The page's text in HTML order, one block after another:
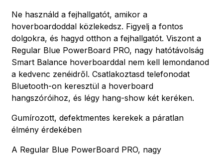
Ne használd a fejhallgatót, amikor a
hoverboardoddal közlekedsz. Figyelj a fontos
dolgokra, és hagyd otthon a fejhallgatót. Viszont a
Regular Blue PowerBoard PRO, nagy hatótávolság
Smart Balance hoverboarddal nem kell lemondanod
a kedvenc zenéidről. Csatlakoztasd telefonodat
Bluetooth-on keresztül a hoverboard
hangszóróihoz, és légy hang-show két keréken.
Gumírozott, defektmentes kerekek a páratlan
élmény érdekében
A Regular Blue PowerBoard PRO, nagy